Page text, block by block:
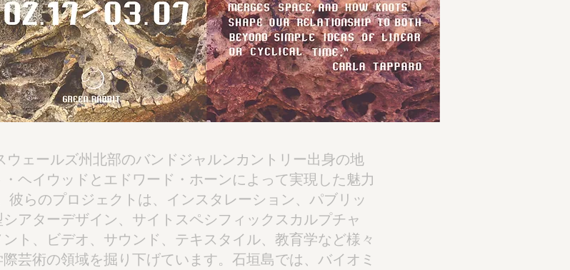
ウェールズ州北部のバンドジャルンカントリー出身の地
ヘイウッドとエドワード・ホーンによって実現した魅力
彼らのプロジェクトは、インスタレーション、パブリッ
アターデザイン、サイトスペシフィックスカルプチャ
ト、ビデオ、サウンド、テキスタイル、教育学など様々
芸術の領域を掘り下げています。石垣島では、バイオミ